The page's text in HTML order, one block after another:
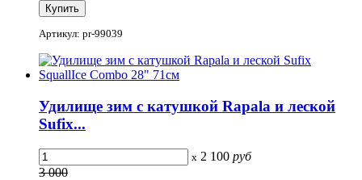
Артикул: pr-99039
Удилище зим с катушкой Rapala и леской
Sufix...
x 2 100 руб
3 000